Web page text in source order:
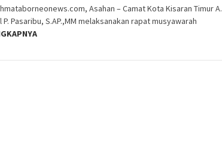
Asahan – ‎Camat Kota Kisaran Timur A.
P. Pasaribu, S.AP.,MM melaksanakan rapat musyawarah